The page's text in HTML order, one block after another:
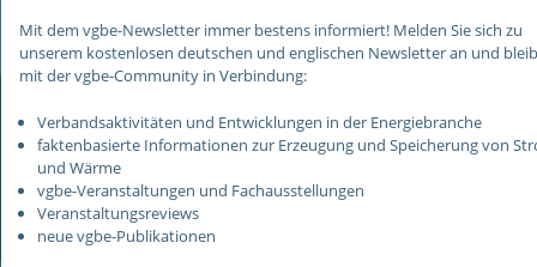
Hiermit bestätige ich die Kenntnisnahme der Nutzungs- und
Downloadbedingungen für die vgbe-Datenbank "vgbe pulse".
OK
Mit dem vgbe-Newsletter immer bestens informiert! Melden Sie sich zu
unserem kostenlosen deutschen und englischen Newsletter an und
mit der vgbe-Community in Verbindung:
Verbandsaktivitäten und Entwicklungen in der Energiebranche
faktenbasierte Informationen zur Erzeugung und Speicherung von
und Wärme
vgbe-Veranstaltungen und Fachausstellungen
Veranstaltungsreviews
neue vgbe-Publikationen
Dokument 00 vgbe-pulse in-brief Members
16 S.
01/2024